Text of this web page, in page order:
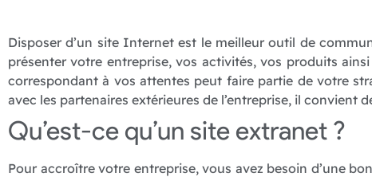
Disposer d’un site Internet est le meilleur outil de
présenter votre entreprise, vos activités, vos produits
correspondant à vos attentes peut faire partie de votre
avec les partenaires extérieures de l’entreprise, il convient
Qu’est-ce qu’un site extranet ?
Pour accroître votre entreprise, vous avez besoin d’une